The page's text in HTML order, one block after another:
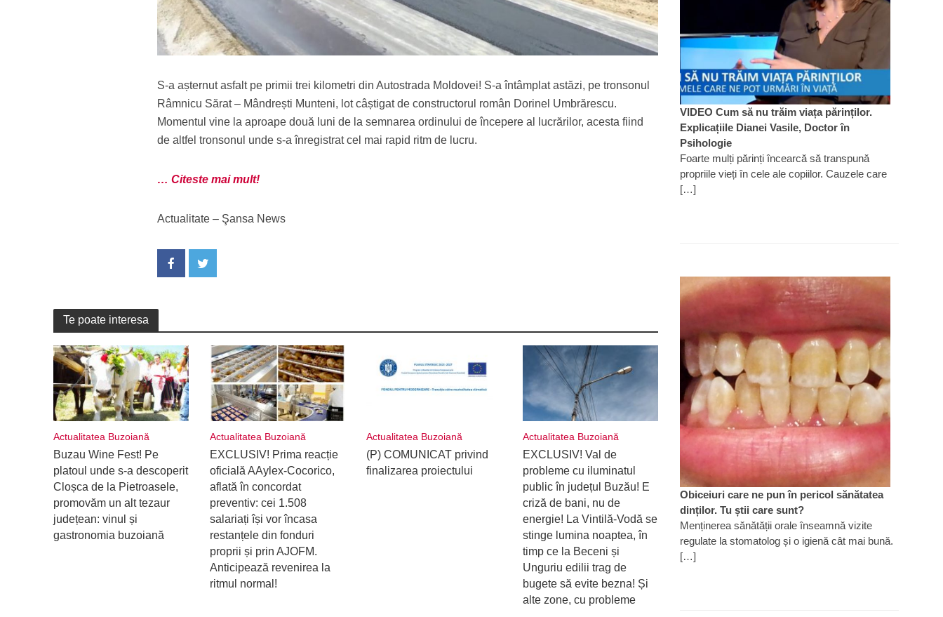
S-a așternut asfalt pe primii trei kilometri din Autostrada Moldovei! S-a întâmplat astăzi, pe tronsonul
Râmnicu Sărat – Mândrești Munteni, lot câștigat de constructorul român Dorinel Umbrărescu.
Momentul vine la aproape două luni de la semnarea ordinului de începere al lucrărilor, acesta fiind
de altfel tronsonul unde s-a înregistrat cel mai rapid ritm de lucru.
… Citeste mai mult!
Actualitate – Şansa News
Te poate interesa
Actualitatea Buzoiană
Buzau Wine Fest! Pe
platoul unde s-a descoperit
Cloșca de la Pietroasele,
promovăm un alt tezaur
județean: vinul și
gastronomia buzoiană
Actualitatea Buzoiană
EXCLUSIV! Prima reacție
oficială AAylex-Cocorico,
aflată în concordat
preventiv: cei 1.508
salariați își vor încasa
restanțele din fonduri
proprii și prin AJOFM.
Anticipează revenirea la
ritmul normal!
Actualitatea Buzoiană
(P) COMUNICAT privind
finalizarea proiectului
Actualitatea Buzoiană
EXCLUSIV! Val de
probleme cu iluminatul
public în județul Buzău! E
criză de bani, nu de
energie! La Vintilă-Vodă se
stinge lumina noaptea, în
timp ce la Beceni și
Unguriu edilii trag de
bugete să evite bezna! Și
alte zone, cu probleme
VIDEO Cum să nu trăim viața părinților.
Explicațiile Dianei Vasile, Doctor în
Psihologie
Foarte mulți părinți încearcă să transpună
propriile vieți în cele ale copiilor. Cauzele care
[…]
Obiceiuri care ne pun în pericol sănătatea
dinților. Tu știi care sunt?
Menținerea sănătății orale înseamnă vizite
regulate la stomatolog și o igienă cât mai bună.
[…]